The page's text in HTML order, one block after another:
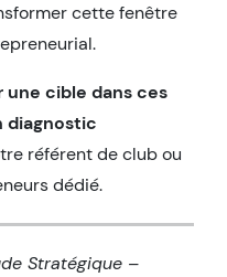
cette fenêtre
cible dans ces
diagnostic
référent de club ou
dédié.
Stratégique –